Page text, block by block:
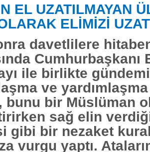
EL UZATILMAYAN
ELİMİZİ
davetlilere
Cumhurbaşkanı
ile birlikte
ve
bunu bir Müslüman
sağ elin
gibi bir nezaket
vurgu yaptı.